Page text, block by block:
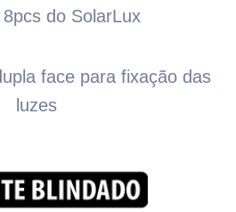
do SolarLux
face para fixação das
luzes